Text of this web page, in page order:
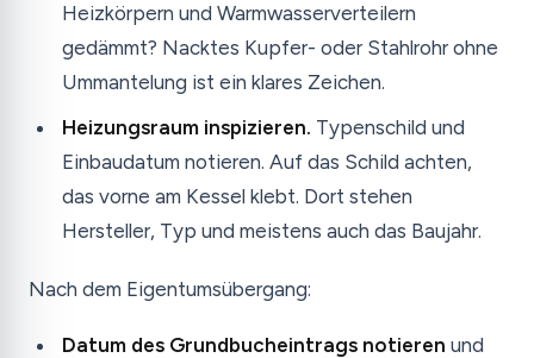
Heizkörpern und Warmwasserverteilern
gedämmt? Nacktes Kupfer- oder Stahlrohr ohne
Ummantelung ist ein klares Zeichen.
Heizungsraum inspizieren. Typenschild und
Einbaudatum notieren. Auf das Schild achten,
das vorne am Kessel klebt. Dort stehen
Hersteller, Typ und meistens auch das Baujahr.
Nach dem Eigentumsübergang:
Datum des Grundbucheintrags notieren und